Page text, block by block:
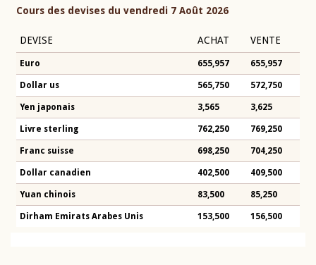
Cours des devises du vendredi 7 Août 2026
DEVISE ACHAT VENTE
Euro 655,957 655,957
Dollar us 565,750 572,750
Yen japonais 3,565 3,625
Livre sterling 762,250 769,250
Franc suisse 698,250 704,250
Dollar canadien 402,500 409,500
Yuan chinois 83,500 85,250
Dirham Emirats Arabes Unis 153,500 156,500